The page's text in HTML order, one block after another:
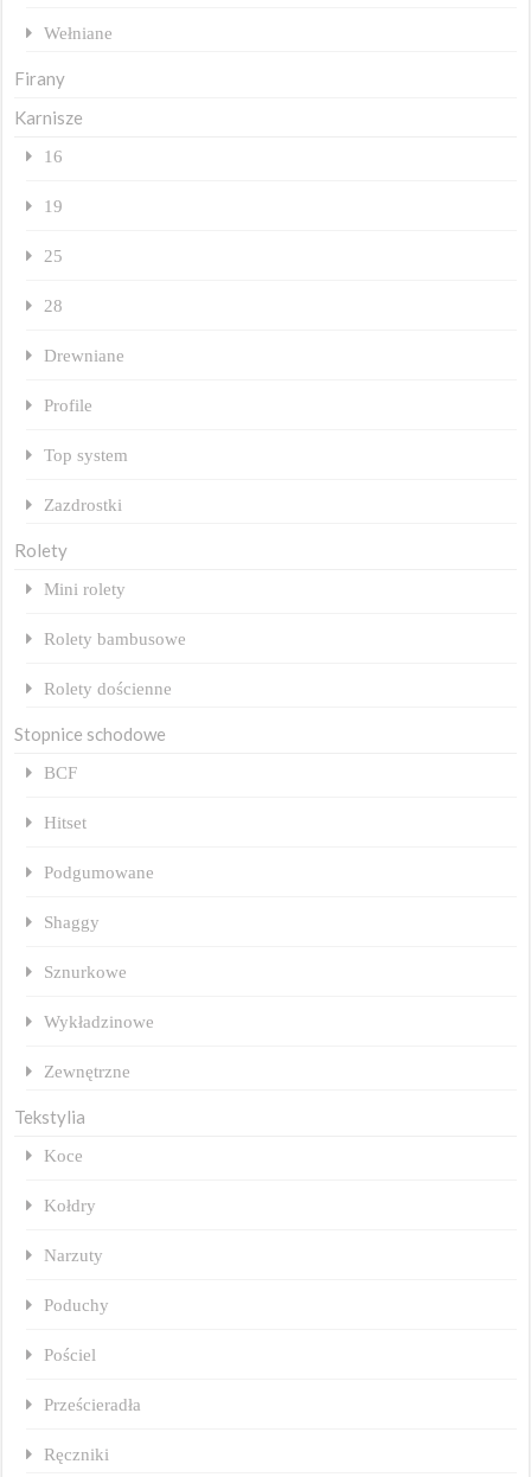
Wełniane
Firany
Karnisze
16
19
25
28
Drewniane
Profile
Top system
Zazdrostki
Rolety
Mini rolety
Rolety bambusowe
Rolety dościenne
Stopnice schodowe
BCF
Hitset
Podgumowane
Shaggy
Sznurkowe
Wykładzinowe
Zewnętrzne
Tekstylia
Koce
Kołdry
Narzuty
Poduchy
Pościel
Prześcieradła
Ręczniki